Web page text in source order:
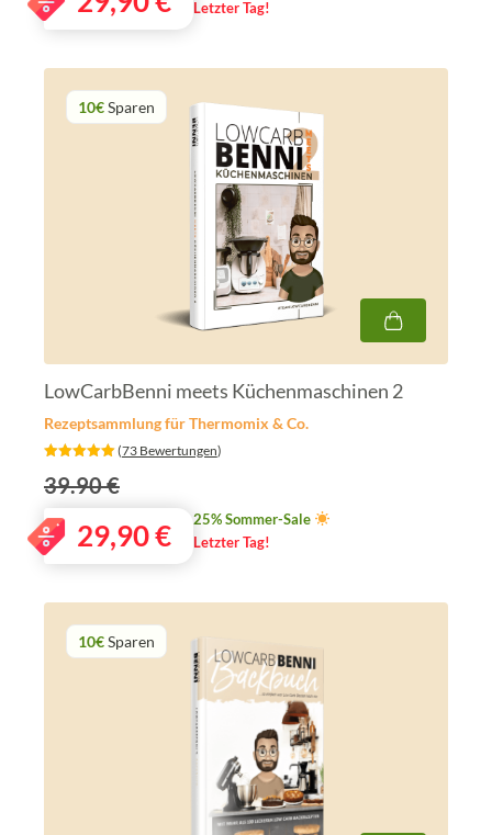
Letzter Tag!
10€Sparen
LowCarbBenni meets Küchenmaschinen 2
Rezeptsammlung für Thermomix & Co.
‎ (73 Bewertungen)
39.90 €
29,90€
25% Sommer-Sale
Letzter Tag!
10€Sparen